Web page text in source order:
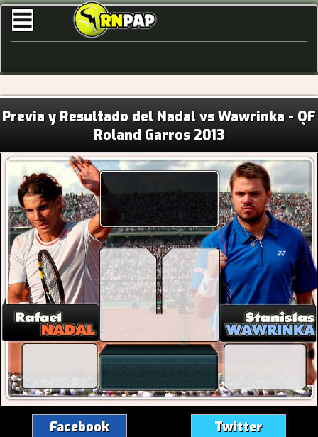
Previa y Resultado del Nadal vs Wawrinka - QF
Roland Garros 2013
Facebook Twitter